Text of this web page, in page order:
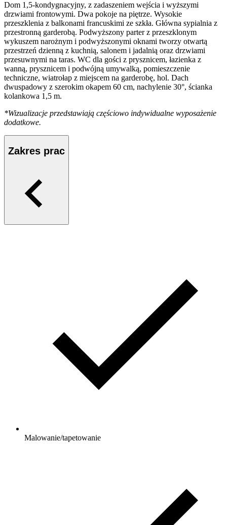
Dom 1,5-kondygnacyjny, z zadaszeniem wejścia i wyższymi
drzwiami frontowymi. Dwa pokoje na piętrze. Wysokie
przeszklenia z balkonami francuskimi ze szkła. Główna sypialnia z
przestronną garderobą. Podwyższony parter z przeszklonym
wykuszem narożnym i podwyższonymi oknami tworzy otwartą
przestrzeń dzienną z kuchnią, salonem i jadalnią oraz drzwiami
przesuwnymi na taras. WC dla gości z prysznicem, łazienka z
wanną, prysznicem i podwójną umywalką, pomieszczenie
techniczne, wiatrołap z miejscem na garderobę, hol. Dach
dwuspadowy z szerokim okapem 60 cm, nachylenie 30°, ścianka
kolankowa 1,5 m.
*Wizualizacje przedstawiają częściowo indywidualne wyposażenie
dodatkowe.
Zakres prac
Malowanie/tapetowanie